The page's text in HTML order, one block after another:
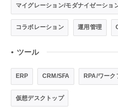
マイグレーション/モダナイゼーショ
コラボレーション 運用管理
● ツール
ERP CRM/SFA RPA/ワーク
仮想デスクトップ